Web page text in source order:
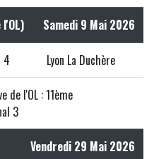
Samedi 9 Mai 2026
4 Lyon La Duchère
de l'OL : 11ème
3
Vendredi 29 Mai 2026